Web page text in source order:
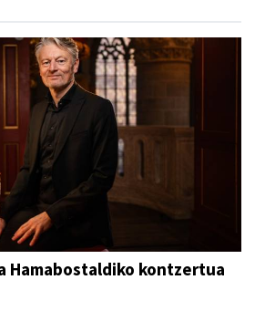
Hamabostaldiko kontzertua